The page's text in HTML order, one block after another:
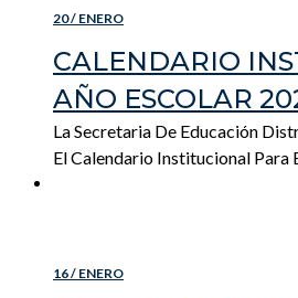
20 / ENERO
CALENDARIO
AÑO ESCOLAR
La Secretaria De Educación
El Calendario Institucional Para
16 / ENERO